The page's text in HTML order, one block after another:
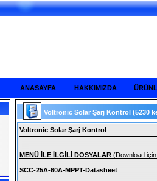
ANASAYFA HAKKIMIZDA
Voltronic Solar Şarj Kontrol (5230
Voltronic Solar Şarj Kontrol
MENÜ İLE İLGİLİ DOSYALAR (Download
SCC-25A-60A-MPPT-Datasheet